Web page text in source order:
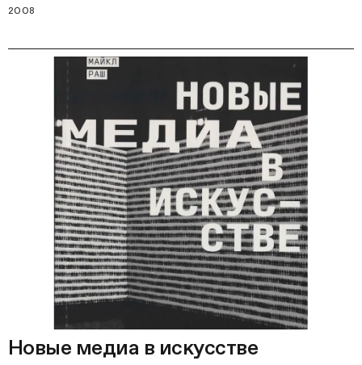
2008
Новые медиа в искусстве